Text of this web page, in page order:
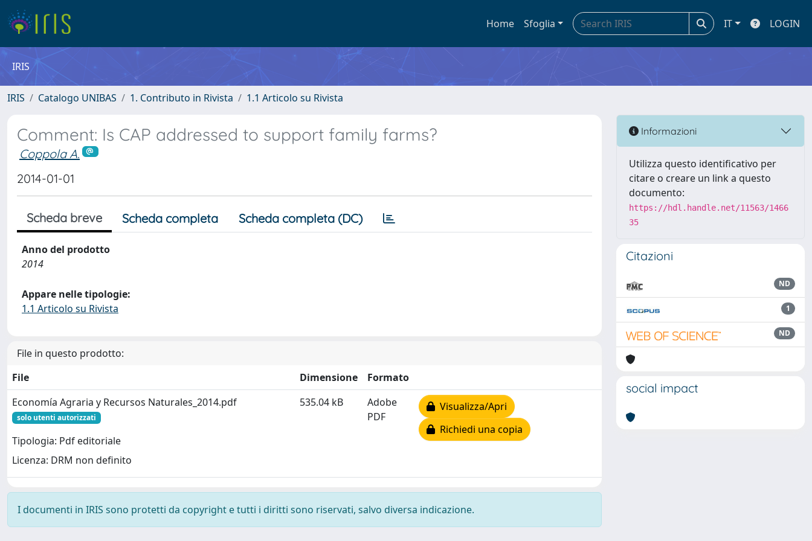
Home Sfoglia IT LOGIN
IRIS
IRIS Catalogo UNIBAS 1. Contributo in Rivista 1.1 Articolo su Rivista
Comment: Is CAP addressed to support family farms?
Coppola A.
2014-01-01
Scheda breve Scheda completa Scheda completa (DC)
Anno del prodotto
2014
Appare nelle tipologie:
1.1 Articolo su Rivista
File in questo prodotto:
File
Dimensione
Formato
Economía Agraria y Recursos Naturales_2014.pdf
solo utenti autorizzati
Tipologia: Pdf editoriale
Licenza: DRM non definito
535.04 kB
Adobe
PDF
Visualizza/Apri
Richiedi una copia
I documenti in IRIS sono protetti da copyright e tutti i diritti sono riservati, salvo diversa indicazione.
Informazioni
Utilizza questo identificativo per
citare o creare un link a questo
documento:
https://hdl.handle.net/11563/1466
35
Citazioni
ND
1
ND
social impact